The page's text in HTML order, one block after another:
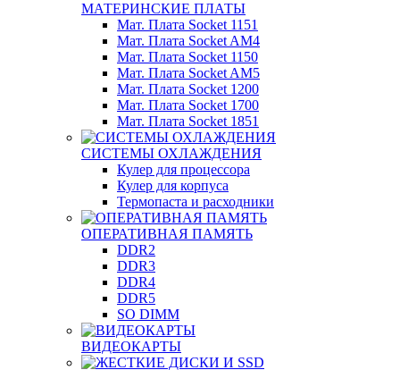
МАТЕРИНСКИЕ ПЛАТЫ
Мат. Плата Socket 1151
Мат. Плата Socket AM4
Мат. Плата Socket 1150
Мат. Плата Socket AM5
Мат. Плата Socket 1200
Мат. Плата Socket 1700
Мат. Плата Socket 1851
СИСТЕМЫ ОХЛАЖДЕНИЯ
Кулер для процессора
Кулер для корпуса
Термопаста и расходники
ОПЕРАТИВНАЯ ПАМЯТЬ
DDR2
DDR3
DDR4
DDR5
SO DIMM
ВИДЕОКАРТЫ